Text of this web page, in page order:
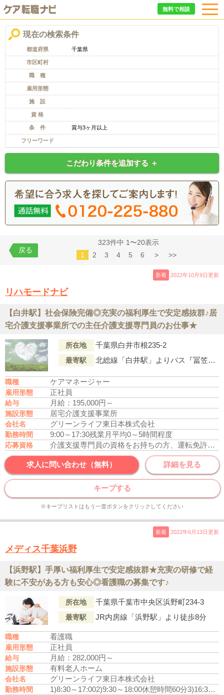
無料で相談
現在の検索条件
都道府県 千葉県
市区町村
職 種
雇用形態
施 設
資 格
条 件 賞与3ヶ月以上
フリーワード
こだわり条件を追加する ＋
323件中 1〜20表示
1
2 3 4 5 6 > >>
戻る
新着 2022年10月9日更新
リハモードナビ
【白井駅】社会保険完備◎充実の福利厚生で安定感抜群♪居
宅介護支援事業所での主任介護支援専門員のお仕事★
所在地 千葉県白井市根235-2
最寄駅 北総線「白井駅」よりバス『冨笠道・競馬学校前』下車、徒歩3分
職種 ケアマネージャー
雇用形態 正社員
給与 月給：195,000円～
施設形態 居宅介護支援事業所
会社名 グリーンライフ東日本株式会社
勤務時間 9:00～17:30残業月平均0～5時間程度
応募資格 介護支援専門員の資格をお持ちの方、運転免許あれば尚可
求人に問い合わせ（無料） 詳細を見る
キープする
※キープリストはもう一度ボタンをクリックしてください
新着 2022年6月13日更新
メディス千葉浜野
【浜野駅】手厚い福利厚生で安定感抜群★充実の研修で経
験に不安がある方も安心◎看護職の募集です♪
所在地 千葉県千葉市中央区浜野町234-3
最寄駅 JR内房線「浜野駅」より徒歩8分
職種 看護職
雇用形態 正社員
給与 月給：282,000円～
施設形態 有料老人ホーム
会社名 グリーンライフ東日本株式会社
勤務時間 1)8:30～17:002)9:30～18:00休憩時間60分3)16:30～9:30